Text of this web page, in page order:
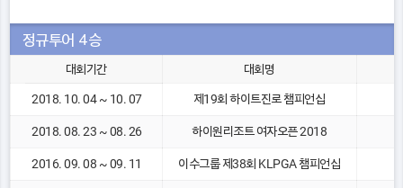
정규투어 4승
대회기간 대회명
2018. 10. 04 ~ 10. 07 제19회 하이트진로 챔피언십
2018. 08. 23 ~ 08. 26 하이원리조트 여자오픈 2018
2016. 09. 08 ~ 09. 11 이수그룹 제38회 KLPGA 챔피언십